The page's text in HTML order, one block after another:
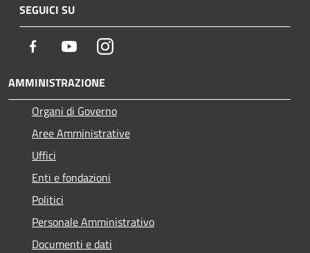
SEGUICI SU
Facebook YoutubeInstagram
AMMINISTRAZIONE
Organi di Governo
Aree Amministrative
Uffici
Enti e fondazioni
Politici
Personale Amministrativo
Documenti e dati